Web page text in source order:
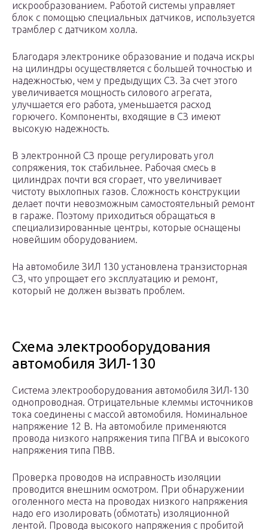
искрообразованием. Работой системы управляет
блок с помощью специальных датчиков, используется
трамблер с датчиком холла.
Благодаря электронике образование и подача искры
на цилиндры осуществляется с большей точностью и
надежностью, чем у предыдущих СЗ. За счет этого
увеличивается мощность силового агрегата,
улучшается его работа, уменьшается расход
горючего. Компоненты, входящие в СЗ имеют
высокую надежность.
В электронной СЗ проще регулировать угол
сопряжения, ток стабильнее. Рабочая смесь в
цилиндрах почти вся сгорает, что увеличивает
чистоту выхлопных газов. Сложность конструкции
делает почти невозможным самостоятельный ремонт
в гараже. Поэтому приходиться обращаться в
специализированные центры, которые оснащены
новейшим оборудованием.
На автомобиле ЗИЛ 130 установлена транзисторная
СЗ, что упрощает его эксплуатацию и ремонт,
который не должен вызвать проблем.
Схема электрооборудования
автомобиля ЗИЛ-130
Система электрооборудования автомобиля ЗИЛ-130
однопроводная. Отрицательные клеммы источников
тока соединены с массой автомобиля. Номинальное
напряжение 12 В. На автомобиле применяются
провода низкого напряжения типа ПГВА и высокого
напряжения типа ПВВ.
Проверка проводов на исправность изоляции
проводится внешним осмотром. При обнаружении
оголенного места на проводах низкого напряжения
надо его изолировать (обмотать) изоляционной
лентой. Провода высокого напряжения с пробитой